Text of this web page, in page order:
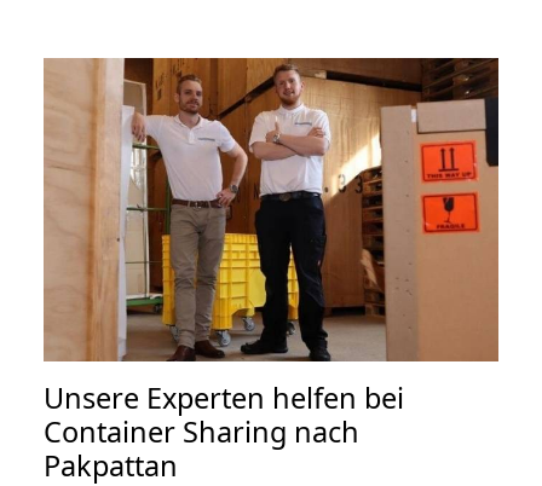
Unsere Experten helfen bei
Container Sharing nach
Pakpattan